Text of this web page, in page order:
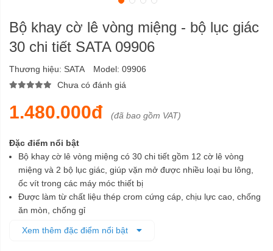
Bộ khay cờ lê vòng miệng - bộ lục giác
30 chi tiết SATA 09906
Thương hiệu: SATA Model: 09906
Chưa có đánh giá
1.480.000đ (đã bao gồm VAT)
Đặc điểm nổi bật
Bộ khay cờ lê vòng miệng có 30 chi tiết gồm 12 cờ lê vòng
miệng và 2 bộ lục giác, giúp vặn mở được nhiều loại bu lông,
ốc vít trong các máy móc thiết bị
Được làm từ chất liệu thép crom cứng cáp, chịu lực cao, chống
ăn mòn, chống gỉ
chuẩn kỹ thuật, đảm bảo cố định các chi tiết bu lông dễ dàng,
Xem thêm đặc điểm nổi bật